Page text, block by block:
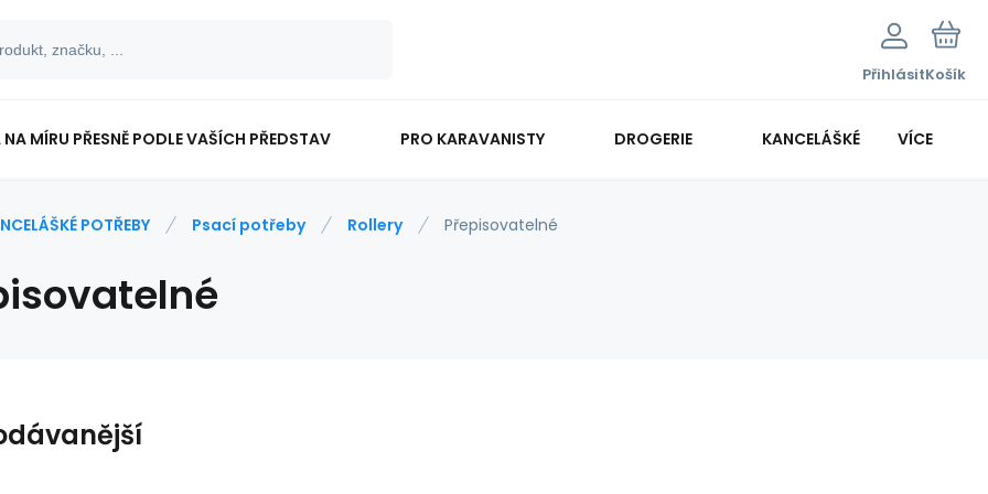
PřihlásitKošík
MÍRU PŘESNĚ PODLE VAŠÍCH PŘEDSTAV PRO KARAVANISTY DROGERIE KANCELÁŠKÉ POTŘEBY
TISKOPISY PRO ŠKOLÁKY
VÍCE
POTŘEBY Psací potřeby Rollery Přepisovatelné